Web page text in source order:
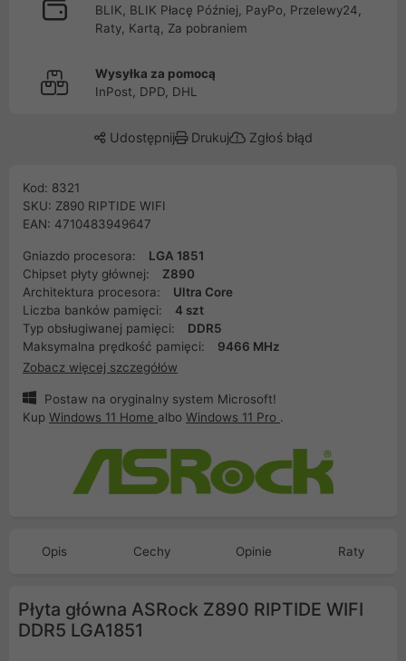
BLIK, BLIK Płacę Później, PayPo, Przelewy24,
Raty, Kartą, Za pobraniem
Wysyłka za pomocą
InPost, DPD, DHL
Udostępnij Drukuj Zgłoś błąd
Kod: 8321
SKU: Z890 RIPTIDE WIFI
EAN: 4710483949647
Gniazdo procesora:
LGA 1851
Chipset płyty głównej:
Z890
Architektura procesora:
Ultra Core
Liczba banków pamięci:
4 szt
Typ obsługiwanej pamięci:
DDR5
Maksymalna prędkość pamięci:
9466 MHz
Zobacz więcej szczegółów
Postaw na oryginalny system Microsoft!
Kup Windows 11 Home albo Windows 11 Pro .
Opis Cechy Opinie Raty
Płyta główna ASRock Z890 RIPTIDE WIFI
DDR5 LGA1851